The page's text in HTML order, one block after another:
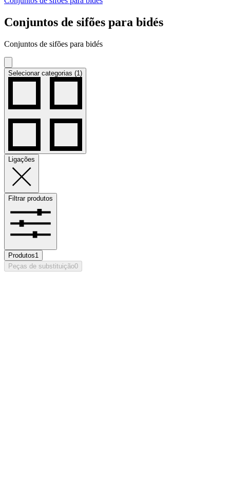
Conjuntos de sifões para bidés
Conjuntos de sifões para bidés
Selecionar categorias (1)
Ligações
Filtrar produtos
Produtos1
Peças de substituição0